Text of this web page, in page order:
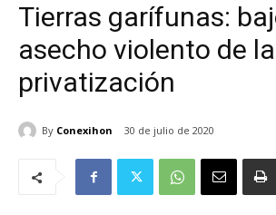
Tierras garífunas:
asecho violento de la
privatización
By Conexihon 30 de julio de 2020